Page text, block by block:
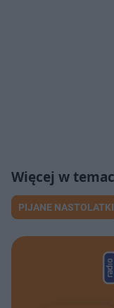
PIJANE NASTOLATKI